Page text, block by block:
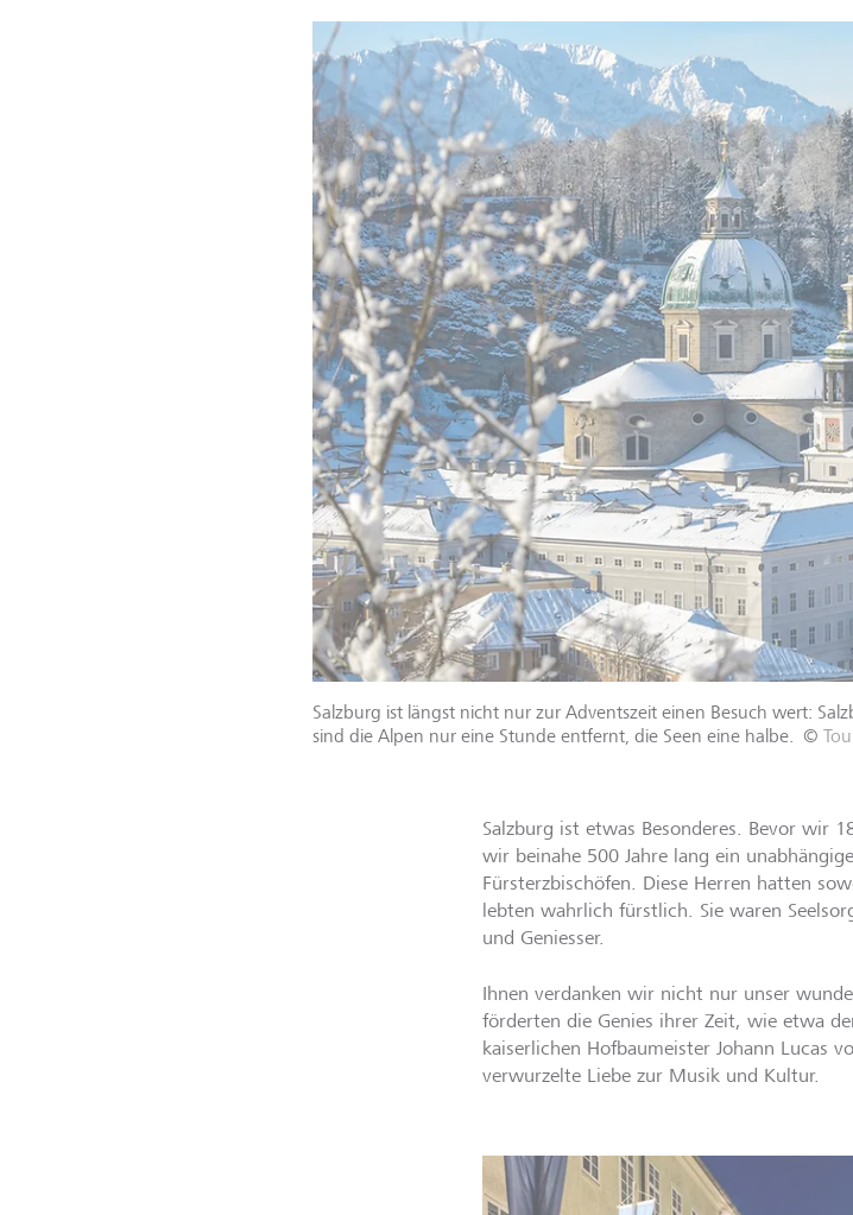
Salzburg ist längst nicht nur zur Adventszeit einen Besuch wert:
sind die Alpen nur eine Stunde entfernt, die Seen eine halbe.
©
Salzburg ist etwas Besonderes. Bevor wir
wir beinahe 500 Jahre lang ein
Fürsterzbischöfen. Diese Herren hatten
lebten wahrlich fürstlich. Sie waren
und Geniesser.
Ihnen verdanken wir nicht nur unser
förderten die Genies ihrer Zeit, wie etwa
kaiserlichen Hofbaumeister Johann Lucas
verwurzelte Liebe zur Musik und Kultur.